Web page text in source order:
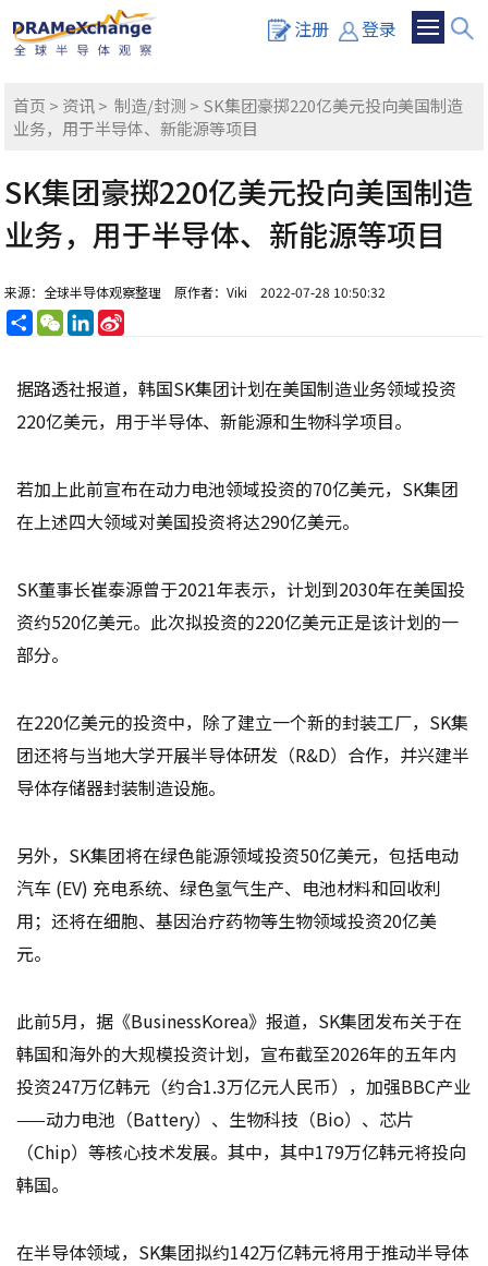
注册 登录
首页 > 资讯>制造/封测 > SK集团豪掷220亿美元投向美国制造
业务，用于半导体、新能源等项目
SK集团豪掷220亿美元投向美国制造
业务，用于半导体、新能源等项目
来源：全球半导体观察整理 原作者：Viki 2022-07-28 10:50:32
分
享
WeChatLinkedIn
据路透社报道，韩国SK集团计划在美国制造业务领域投资
220亿美元，用于半导体、新能源和生物科学项目。
若加上此前宣布在动力电池领域投资的70亿美元，SK集团
在上述四大领域对美国投资将达290亿美元。
SK董事长崔泰源曾于2021年表示，计划到2030年在美国投
资约520亿美元。此次拟投资的220亿美元正是该计划的一
部分。
在220亿美元的投资中，除了建立一个新的封装工厂，SK集
团还将与当地大学开展半导体研发（R&D）合作，并兴建半
导体存储器封装制造设施。
另外，SK集团将在绿色能源领域投资50亿美元，包括电动
汽车 (EV) 充电系统、绿色氢气生产、电池材料和回收利
用；还将在细胞、基因治疗药物等生物领域投资20亿美
元。
此前5月，据《BusinessKorea》报道，SK集团发布关于在
韩国和海外的大规模投资计划，宣布截至2026年的五年内
投资247万亿韩元（约合1.3万亿元人民币），加强BBC产业
——动力电池（Battery）、生物科技（Bio）、芯片
（Chip）等核心技术发展。其中，其中179万亿韩元将投向
韩国。
在半导体领域，SK集团拟约142万亿韩元将用于推动半导体